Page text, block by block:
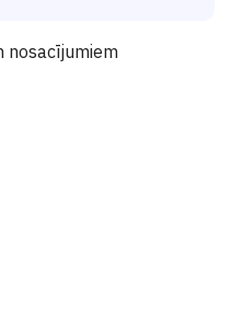
nosacījumiem